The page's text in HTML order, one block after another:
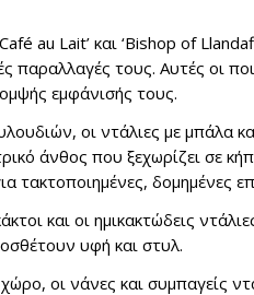
au Lait’ και ‘Bishop of
τους. Αυτές οι
εμφάνισής τους.
οι ντάλιες με μπάλα
άνθος που ξεχωρίζει σε
τακτοποιημένες, δομημένες
και οι ημικακτώδεις
υφή και στυλ.
οι νάνες και συμπαγείς